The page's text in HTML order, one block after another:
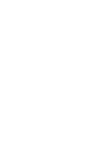
في عام 2026